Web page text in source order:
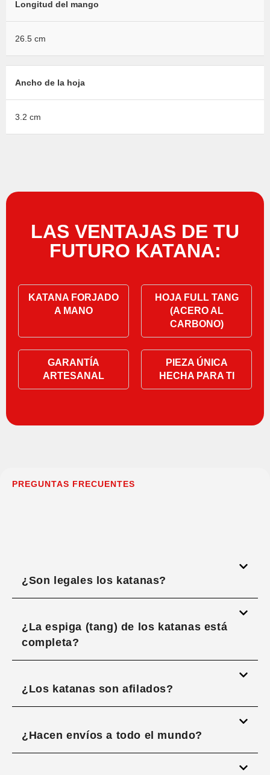
Longitud del mango
26.5 cm
Ancho de la hoja
3.2 cm
LAS VENTAJAS DE TU
FUTURO KATANA:
KATANA FORJADO
A MANO
HOJA FULL TANG
(ACERO AL
CARBONO)
GARANTÍA
ARTESANAL
PIEZA ÚNICA
HECHA PARA TI
PREGUNTAS FRECUENTES
¿Son legales los katanas?
¿La espiga (tang) de los katanas está
completa?
¿Los katanas son afilados?
¿Hacen envíos a todo el mundo?